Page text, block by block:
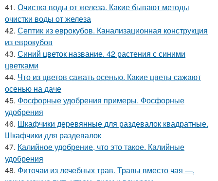
41. Очистка воды от железа. Какие бывают методы
очистки воды от железа
42. Септик из еврокубов. Канализационная конструкция
из еврокубов
43. Синий цветок название. 42 растения с синими
цветками
44. Что из цветов сажать осенью. Какие цветы сажают
осенью на даче
45. Фосфорные удобрения примеры. Фосфорные
удобрения
46. Шкафчики деревянные для раздевалок квадратные.
Шкафчики для раздевалок
47. Калийное удобрение, что это такое. Калийные
удобрения
48. Фиточаи из лечебных трав. Травы вместо чая —,